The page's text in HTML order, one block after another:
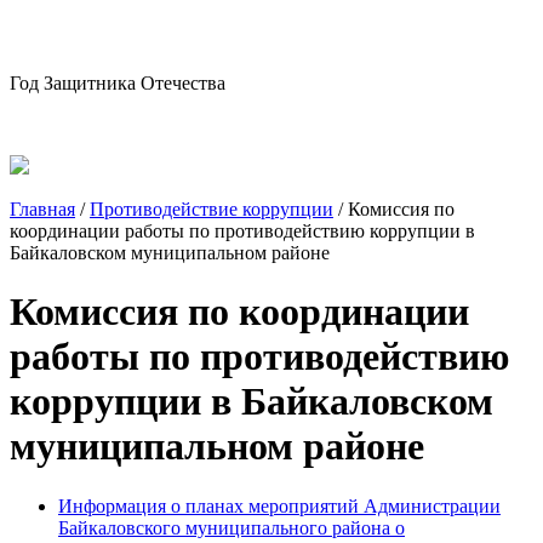
Год Защитника Отечества
Главная /Противодействие коррупции /Комиссия по
координации работы по противодействию коррупции в
Байкаловском муниципальном районе
Комиссия по координации
работы по противодействию
коррупции в Байкаловском
муниципальном районе
Информация о планах мероприятий Администрации
Байкаловского муниципального района о